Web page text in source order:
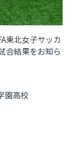
東北女子サッカ
合結果をお知ら
園高校